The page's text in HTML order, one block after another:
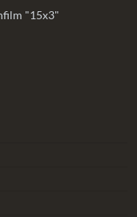
"15x3"